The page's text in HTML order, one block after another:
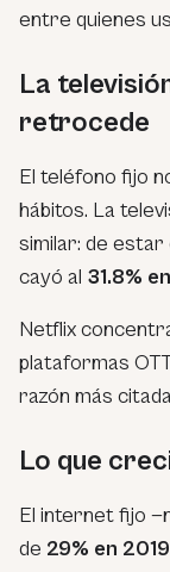
entre quienes
La
retrocede
El teléfono fijo
hábitos. La
similar: de estar
cayó al 31.8%
Netflix
plataformas
razón más
Lo que
El internet fijo
de 29% en